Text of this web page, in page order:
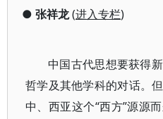
● 张祥龙(进入专栏)
中国古代思想要获得
哲学及其他学科的对话。
中、西亚这个“西方”源源